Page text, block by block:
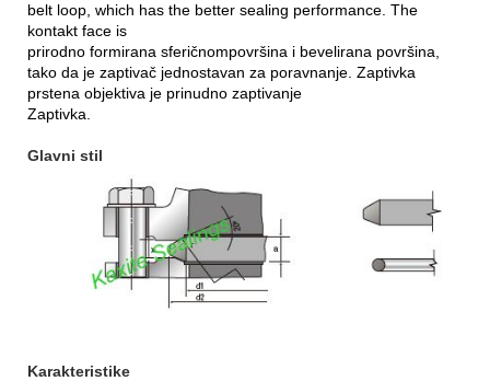
belt loop, which has the better sealing performance. The
kontakt face is
prirodno formirana sferičnompovršina i bevelirana površina,
tako da je zaptivač jednostavan za poravnanje. Zaptivka
prstena objektiva je prinudno zaptivanje
Zaptivka.
Glavni stil
Karakteristike